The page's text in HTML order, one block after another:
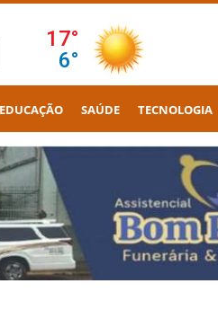
EDUCAÇÃO SAÚDE TECNOLOGIA